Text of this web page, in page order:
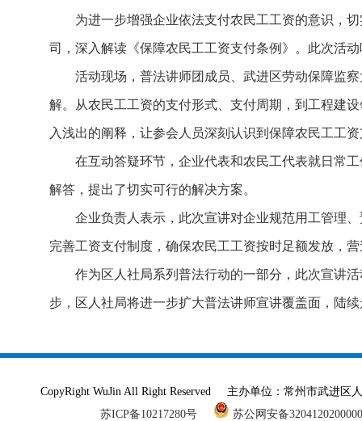
为进一步增强企业依法支付农民工工资的意识，
司，深入解读《保障农民工工资支付条例》。此次活
活动现场，普法讲师团成员、武进区劳动保障监
解。从农民工工资的支付形式、支付周期，到工程建
入浅出的阐释，让参会人员深刻认识到保障农民工工
在互动答疑环节，企业代表和农民工代表就日常
解答，提出了切实可行的解决方案。
企业负责人表示，此次宣讲对企业规范用工管理
完善工资支付制度，确保农民工工资按时足额发放，
作为区人社局系列普法行动的一部分，此次宣讲
步，区人社局将进一步扩大普法讲师宣讲覆盖面，陆
CopyRight WuJin All Right Reserved 主办单位：常州市武进
苏ICP备10217280号
苏公网安备